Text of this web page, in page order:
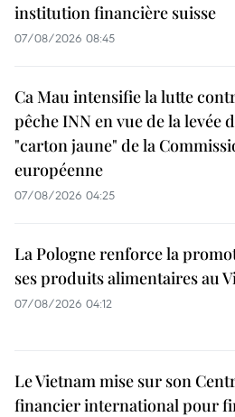
institution financière suisse
07/08/2026 08:45
Ca Mau intensifie la lutte
pêche INN en vue de la levée
"carton jaune" de la
européenne
07/08/2026 04:25
La Pologne renforce la
ses produits alimentaires au
07/08/2026 04:12
Le Vietnam mise sur son
financier international pour